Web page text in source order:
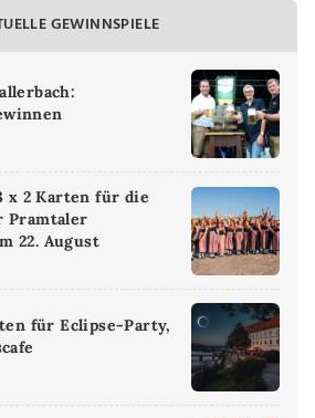
GEWINNSPIELE
x 2 Karten für die
Pramtaler
22. August
für Eclipse-Party,